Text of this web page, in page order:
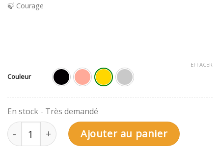
🍃 Courage
Couleur
EFFACER
quantité de Boucles d'oreille Dino
Ajouter au panier